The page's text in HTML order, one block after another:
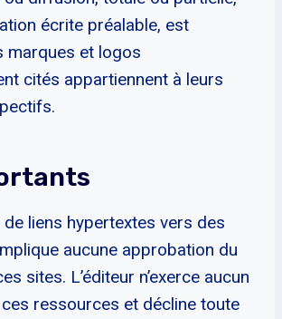
écrite préalable, est
marques et logos
cités appartiennent à leurs
liens hypertextes vers des
aucune approbation du
sites. L’éditeur n’exerce aucun
ressources et décline toute